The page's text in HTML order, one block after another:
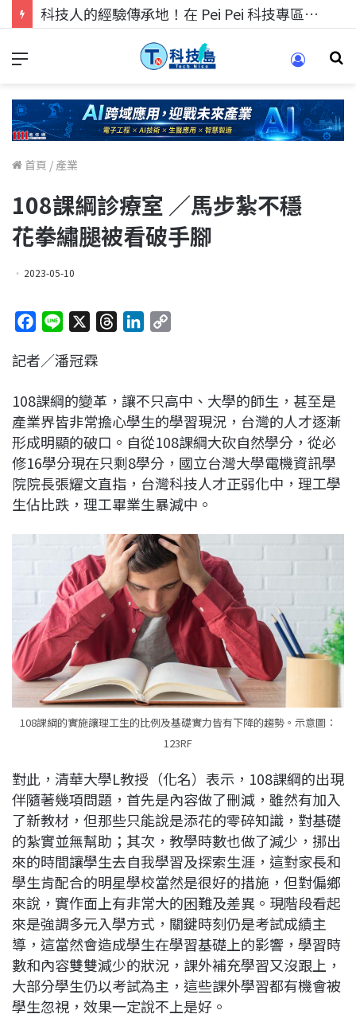
科技人的經驗傳承地！在 Pei Pei 科技專區，與學弟妹交流最硬核的技術
首頁 / 產業
108課綱診療室 ／馬步紮不穩
花拳繡腿被看破手腳
2023-05-10
c
b
o
o
k
n
a
d
s
e
d
I
n
L
i
n
k
記者／潘冠霖
108課綱的變革，讓不只高中、大學的師生，甚至是
產業界皆非常擔心學生的學習現況，台灣的人才逐漸
形成明顯的破口。自從108課綱大砍自然學分，從必
修16學分現在只剩8學分，國立台灣大學電機資訊學
院院長張耀文直指，台灣科技人才正弱化中，理工學
生佔比跌，理工畢業生暴減中。
108課綱的實施讓理工生的比例及基礎實力皆有下降的趨勢。示意圖：
123RF
對此，清華大學L教授（化名）表示，108課綱的出現
伴隨著幾項問題，首先是內容做了刪減，雖然有加入
了新教材，但那些只能說是添花的零碎知識，對基礎
的紮實並無幫助；其次，教學時數也做了減少，挪出
來的時間讓學生去自我學習及探索生涯，這對家長和
學生肯配合的明星學校當然是很好的措施，但對偏鄉
來說，實作面上有非常大的困難及差異。現階段看起
來是強調多元入學方式，關鍵時刻仍是考試成績主
導，這當然會造成學生在學習基礎上的影響，學習時
數和內容雙雙減少的狀況，課外補充學習又沒跟上，
大部分學生仍以考試為主，這些課外學習都有機會被
學生忽視，效果一定說不上是好。